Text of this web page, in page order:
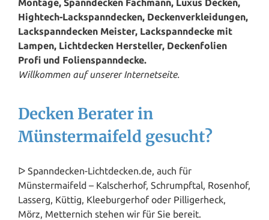
Montage, Spanndecken Fachmann, Luxus Decken,
Hightech-Lackspanndecken, Deckenverkleidungen,
Lackspanndecken Meister, Lackspanndecke mit
Lampen, Lichtdecken Hersteller, Deckenfolien
Profi und Folienspanndecke.
Willkommen auf unserer Internetseite.
Decken Berater in
Münstermaifeld gesucht?
ᐅ Spanndecken-Lichtdecken.de, auch für
Münstermaifeld – Kalscherhof, Schrumpftal, Rosenhof,
Lasserg, Küttig, Kleeburgerhof oder Pilligerheck,
Mörz, Metternich stehen wir für Sie bereit.